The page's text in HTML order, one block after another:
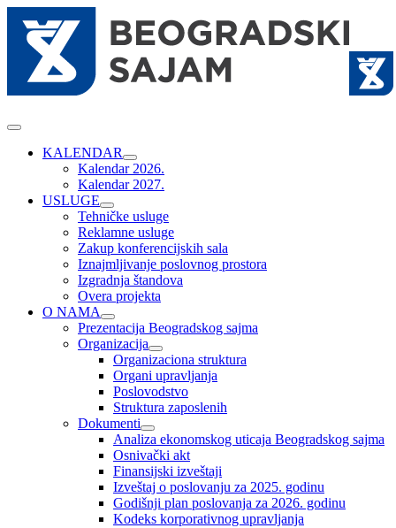
content
Toggle
NavigationKALENDAR
Kalendar 2026.
Kalendar 2027.
USLUGE
Tehničke usluge
Reklamne usluge
Zakup konferencijskih sala
Iznajmljivanje poslovnog prostora
Izgradnja štandova
Overa projekta
O NAMA
Prezentacija Beogradskog sajma
Organizacija
Organizaciona struktura
Organi upravljanja
Poslovodstvo
Struktura zaposlenih
Dokumenti
Analiza ekonomskog uticaja Beogradskog sajma
Osnivački akt
Finansijski izveštaji
Izveštaj o poslovanju za 2025. godinu
Godišnji plan poslovanja za 2026. godinu
Kodeks korporativnog upravljanja